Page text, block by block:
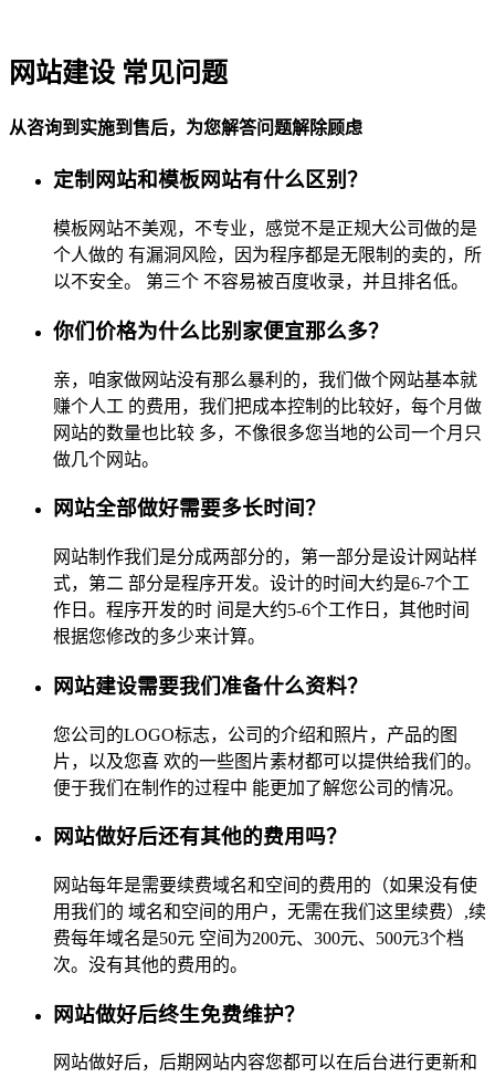
网站建设 常见问题
从咨询到实施到售后，为您解答问题解除顾虑
定制网站和模板网站有什么区别？
模板网站不美观，不专业，感觉不是正规大公司做的是
个人做的 有漏洞风险，因为程序都是无限制的卖的，所
以不安全。 第三个 不容易被百度收录，并且排名低。
你们价格为什么比别家便宜那么多？
亲，咱家做网站没有那么暴利的，我们做个网站基本就
赚个人工 的费用，我们把成本控制的比较好，每个月做
网站的数量也比较 多，不像很多您当地的公司一个月只
做几个网站。
网站全部做好需要多长时间？
网站制作我们是分成两部分的，第一部分是设计网站样
式，第二 部分是程序开发。设计的时间大约是6-7个工
作日。程序开发的时 间是大约5-6个工作日，其他时间
根据您修改的多少来计算。
网站建设需要我们准备什么资料？
您公司的LOGO标志，公司的介绍和照片，产品的图
片，以及您喜 欢的一些图片素材都可以提供给我们的。
便于我们在制作的过程中 能更加了解您公司的情况。
网站做好后还有其他的费用吗？
网站每年是需要续费域名和空间的费用的（如果没有使
用我们的 域名和空间的用户，无需在我们这里续费）,续
费每年域名是50元 空间为200元、300元、500元3个档
次。没有其他的费用的。
网站做好后终生免费维护？
网站做好后，后期网站内容您都可以在后台进行更新和